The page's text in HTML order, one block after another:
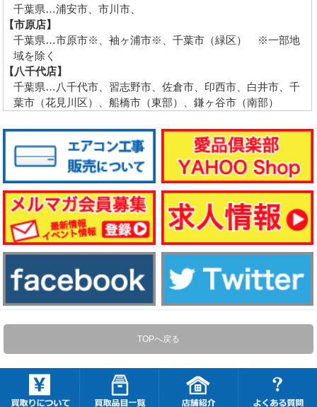
千葉県…浦安市、市川市、
【市原店】
千葉県…市原市※、袖ヶ浦市※、千葉市（緑区） ※一部地
域を除く
【八千代店】
千葉県…八千代市、習志野市、佐倉市、印西市、白井市、千
葉市（花見川区）、船橋市（東部）、鎌ヶ谷市（南部）
TOPへ戻る